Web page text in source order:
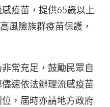
疫苗，提供65歲以上
風險族群疫苗保護，
常充足，鼓勵民眾自
速依法辦理流感疫苗
，屆時亦請地方政府